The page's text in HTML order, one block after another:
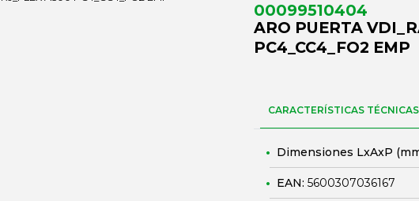
00099510404
ARO PUERTA
PC4_CC4_FO2 EMP
CARACTERÍSTICAS TÉCNICAS
Dimensiones LxAxP
EAN: 5600307036167